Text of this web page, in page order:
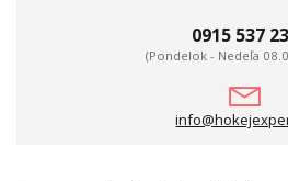
0915 537
(Pondelok - Nedeľa